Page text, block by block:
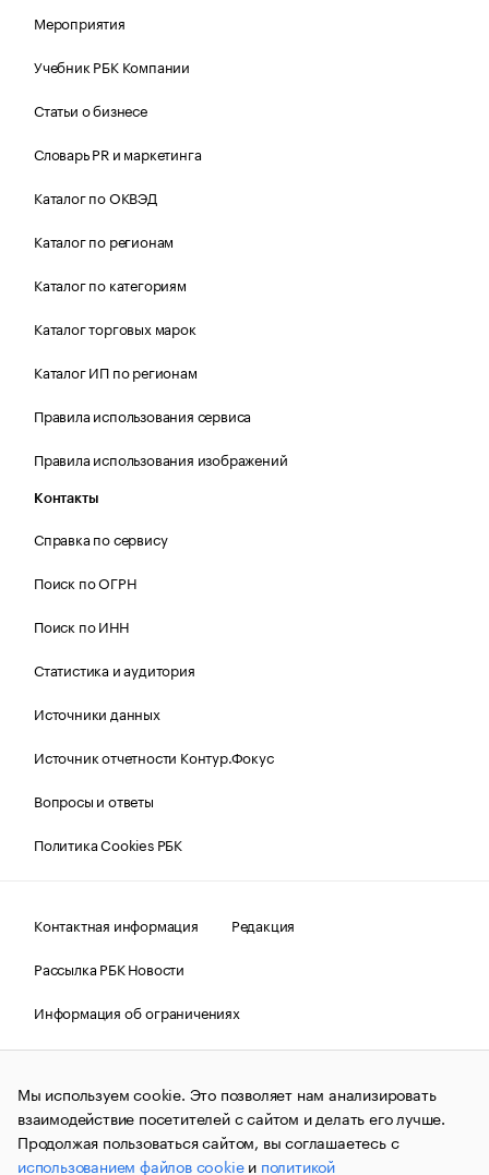
Мероприятия
Учебник РБК Компании
Статьи о бизнесе
Словарь PR и маркетинга
Каталог по ОКВЭД
Каталог по регионам
Каталог по категориям
Каталог торговых марок
Каталог ИП по регионам
Правила использования сервиса
Правила использования изображений
Контакты
Справка по сервису
Поиск по ОГРН
Поиск по ИНН
Статистика и аудитория
Источники данных
Источник отчетности Контур.Фокус
Вопросы и ответы
Политика Cookies РБК
Контактная информация
Редакция
Рассылка РБК Новости
Информация об ограничениях
Правовая информация
О соблюдении авторских прав
© АО «РОСБИЗНЕСКОНСАЛТИНГ»,1995–2026.Сообщения
и материалы информационного агентства «РБК»
(зарегистрировано Федеральной службой по надзору в сфере
связи, информационных технологий и массовых
коммуникаций (Роскомнадзор) 09.12.2015 за номером ИА
Мы используем cookie. Это позволяет нам анализировать
взаимодействие посетителей с сайтом и делать его лучше.
Продолжая пользоваться сайтом, вы соглашаетесь с
использованием файлов cookieи политикой